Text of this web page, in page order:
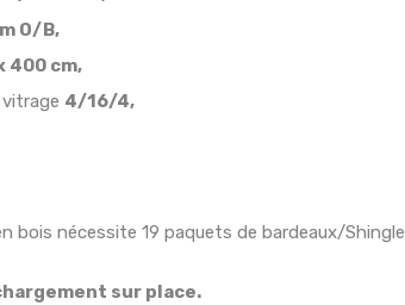
O/B,
400 cm,
4/16/4,
bois nécessite 19 paquets de bardeaux/Shingle
sur place.